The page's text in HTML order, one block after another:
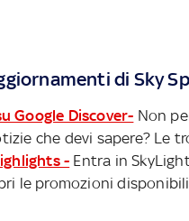
di Sky
Google Discover- Non
che devi sapere? Le
- Entra in
le promozioni